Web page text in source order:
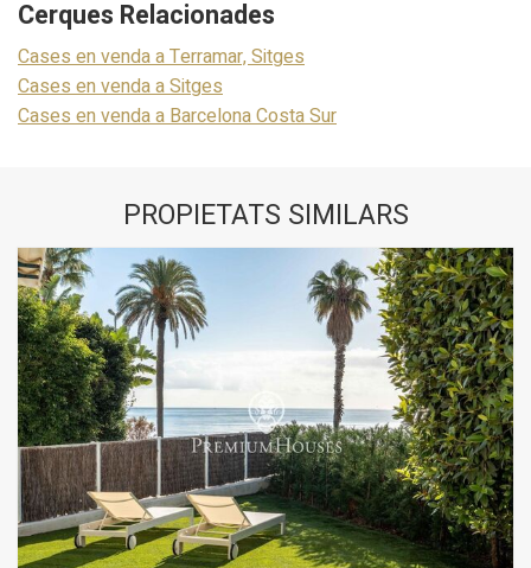
Cerques Relacionades
Cases en venda a Terramar, Sitges
Cases en venda a Sitges
Cases en venda a Barcelona Costa Sur
PROPIETATS SIMILARS